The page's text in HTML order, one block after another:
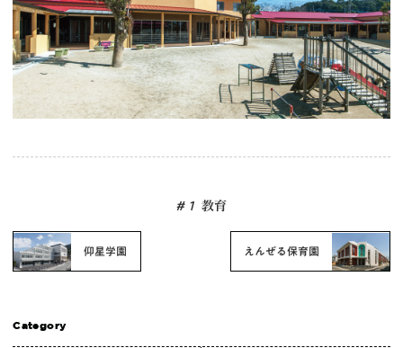
# 1 教育
仰星学園 えんぜる保育園
Category